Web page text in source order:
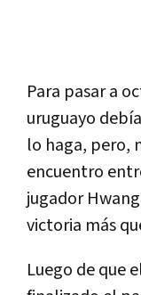
Para pasar a
uruguayo
lo haga, pero,
encuentro
jugador
victoria más
Luego de que